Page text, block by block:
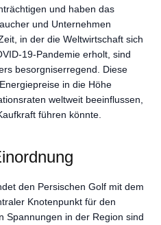
und haben das
und Unternehmen
in der die Weltwirtschaft sich
19-Pandemie erholt, sind
besorgniserregend. Diese
in die Höhe
weltweit beeinflussen,
führen könnte.
den Persischen Golf mit dem
Knotenpunkt für den
Spannungen in der Region sind